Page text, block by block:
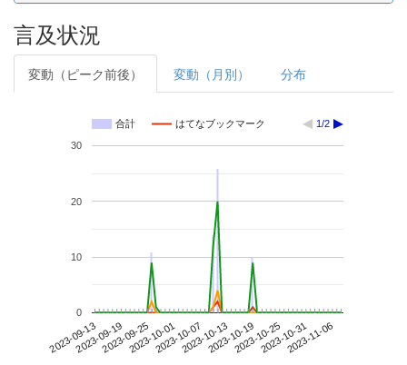
言及状況
変動（ピーク前後） 変動（月別） 分布
合計 はてなブックマーク 1/2
2023-09-132023-09-192023-09-252023-10-012023-10-072023-10-132023-10-192023-10-252023-10-312023-11-06
0
10
20
30